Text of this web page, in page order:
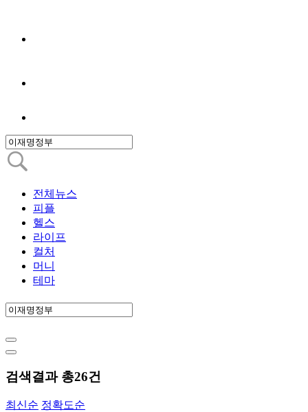
전체뉴스
피플
헬스
라이프
컬처
머니
테마
검색결과 총26건
최신순 정확도순